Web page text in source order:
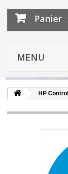
Panier
MENU
HP